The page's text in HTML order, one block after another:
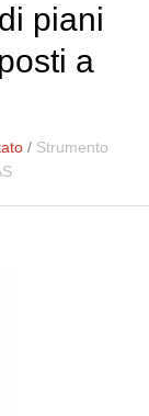
piani
a
/ Strumento